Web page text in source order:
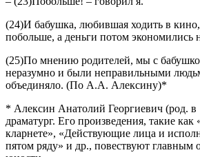
(24)И бабушка, любившая ходить в кино,
побольше, а деньги потом экономились
(25)По мнению родителей, мы с
неразумно и были неправильными
объединяло. (По А.А. Алексину)*
* Алексин Анатолий Георгиевич (род. в
драматург. Его произведения, такие
кларнете», «Действующие лица и
пятом ряду» и др., повествуют главным